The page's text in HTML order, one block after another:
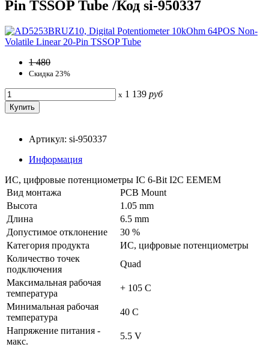
Pin TSSOP Tube /Код si-950337
1 480
Скидка 23%
x 1 139 руб
Артикул: si-950337
Информация
ИС, цифровые потенциометры IC 6-Bit I2C EEMEM
Вид монтажа
PCB Mount
Высота
1.05 mm
Длина
6.5 mm
Допустимое отклонение
30 %
Категория продукта
ИС, цифровые потенциометры
Количество точек
подключения
Quad
Максимальная рабочая
температура
+ 105 C
Минимальная рабочая
температура
40 C
Напряжение питания -
макс.
5.5 V